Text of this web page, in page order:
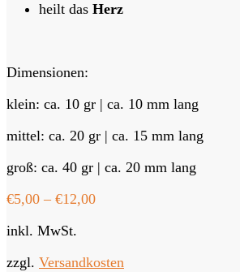
heilt das Herz
Dimensionen:
klein: ca. 10 gr | ca. 10 mm lang
mittel: ca. 20 gr | ca. 15 mm lang
groß: ca. 40 gr | ca. 20 mm lang
€5,00 – €12,00
inkl. MwSt.
zzgl. Versandkosten